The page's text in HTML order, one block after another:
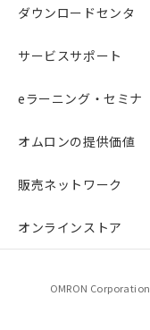
ダウンロードセンタ
サービスサポート
eラーニング・セミナ
オムロンの提供価値
販売ネットワーク
オンラインストア
OMRON Corporation